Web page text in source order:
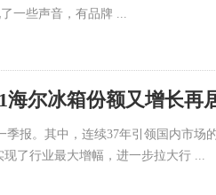
一些声音，有品牌 ...
海尔冰箱份额又增长再
季报。其中，连续37年引领国内市
了行业最大增幅，进一步拉大行 ...